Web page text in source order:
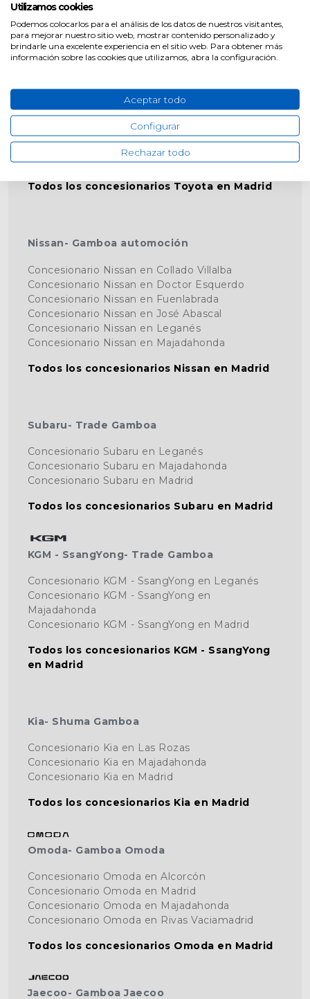
Concesionario Toyota en Delicias
Concesionario Toyota en Abascal
Concesionario Toyota en Móstoles
Todos los concesionarios Toyota en Madrid
Toyota- Gamboa Ecoauto
Concesionario Toyota en Fuenlabrada (La
Cantueña)
Todos los concesionarios Toyota en Madrid
Nissan- Gamboa automoción
Concesionario Nissan en Collado Villalba
Concesionario Nissan en Doctor Esquerdo
Concesionario Nissan en Fuenlabrada
Concesionario Nissan en José Abascal
Concesionario Nissan en Leganés
Concesionario Nissan en Majadahonda
Todos los concesionarios Nissan en Madrid
Subaru- Trade Gamboa
Concesionario Subaru en Leganés
Concesionario Subaru en Majadahonda
Concesionario Subaru en Madrid
Todos los concesionarios Subaru en Madrid
KGM - SsangYong- Trade Gamboa
Concesionario KGM - SsangYong en Leganés
Concesionario KGM - SsangYong en
Majadahonda
Concesionario KGM - SsangYong en Madrid
Todos los concesionarios KGM - SsangYong
en Madrid
Kia- Shuma Gamboa
Concesionario Kia en Las Rozas
Concesionario Kia en Majadahonda
Concesionario Kia en Madrid
Todos los concesionarios Kia en Madrid
Omoda- Gamboa Omoda
Concesionario Omoda en Alcorcón
Concesionario Omoda en Madrid
Concesionario Omoda en Majadahonda
Concesionario Omoda en Rivas Vaciamadrid
Todos los concesionarios Omoda en Madrid
Jaecoo- Gamboa Jaecoo
Utilizamos cookies
Podemos colocarlos para el análisis de los datos de nuestros visitantes,
para mejorar nuestro sitio web, mostrar contenido personalizado y
brindarle una excelente experiencia en el sitio web. Para obtener más
información sobre las cookies que utilizamos, abra la configuración.
Aceptar todo
Configurar
Rechazar todo